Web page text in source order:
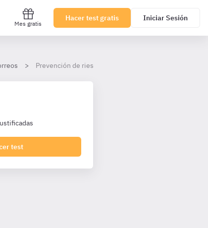
Mes gratis
Hacer test gratis Iniciar Sesión
Prevención de riesgos y bienestar
test